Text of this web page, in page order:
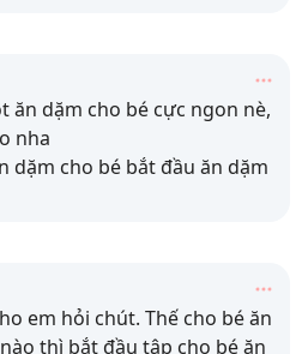
ăn dặm cho bé cực ngon nè,
nha
dặm cho bé bắt đầu ăn dặm
em hỏi chút. Thế cho bé ăn
thì bắt đầu tập cho bé ăn